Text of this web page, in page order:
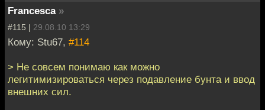
Francesca »
#115 | 29.08.10 13:29
Кому: Stu67, #114
> Не совсем понимаю как можно
легитимизироваться через подавление бунта и ввод
внешних сил.